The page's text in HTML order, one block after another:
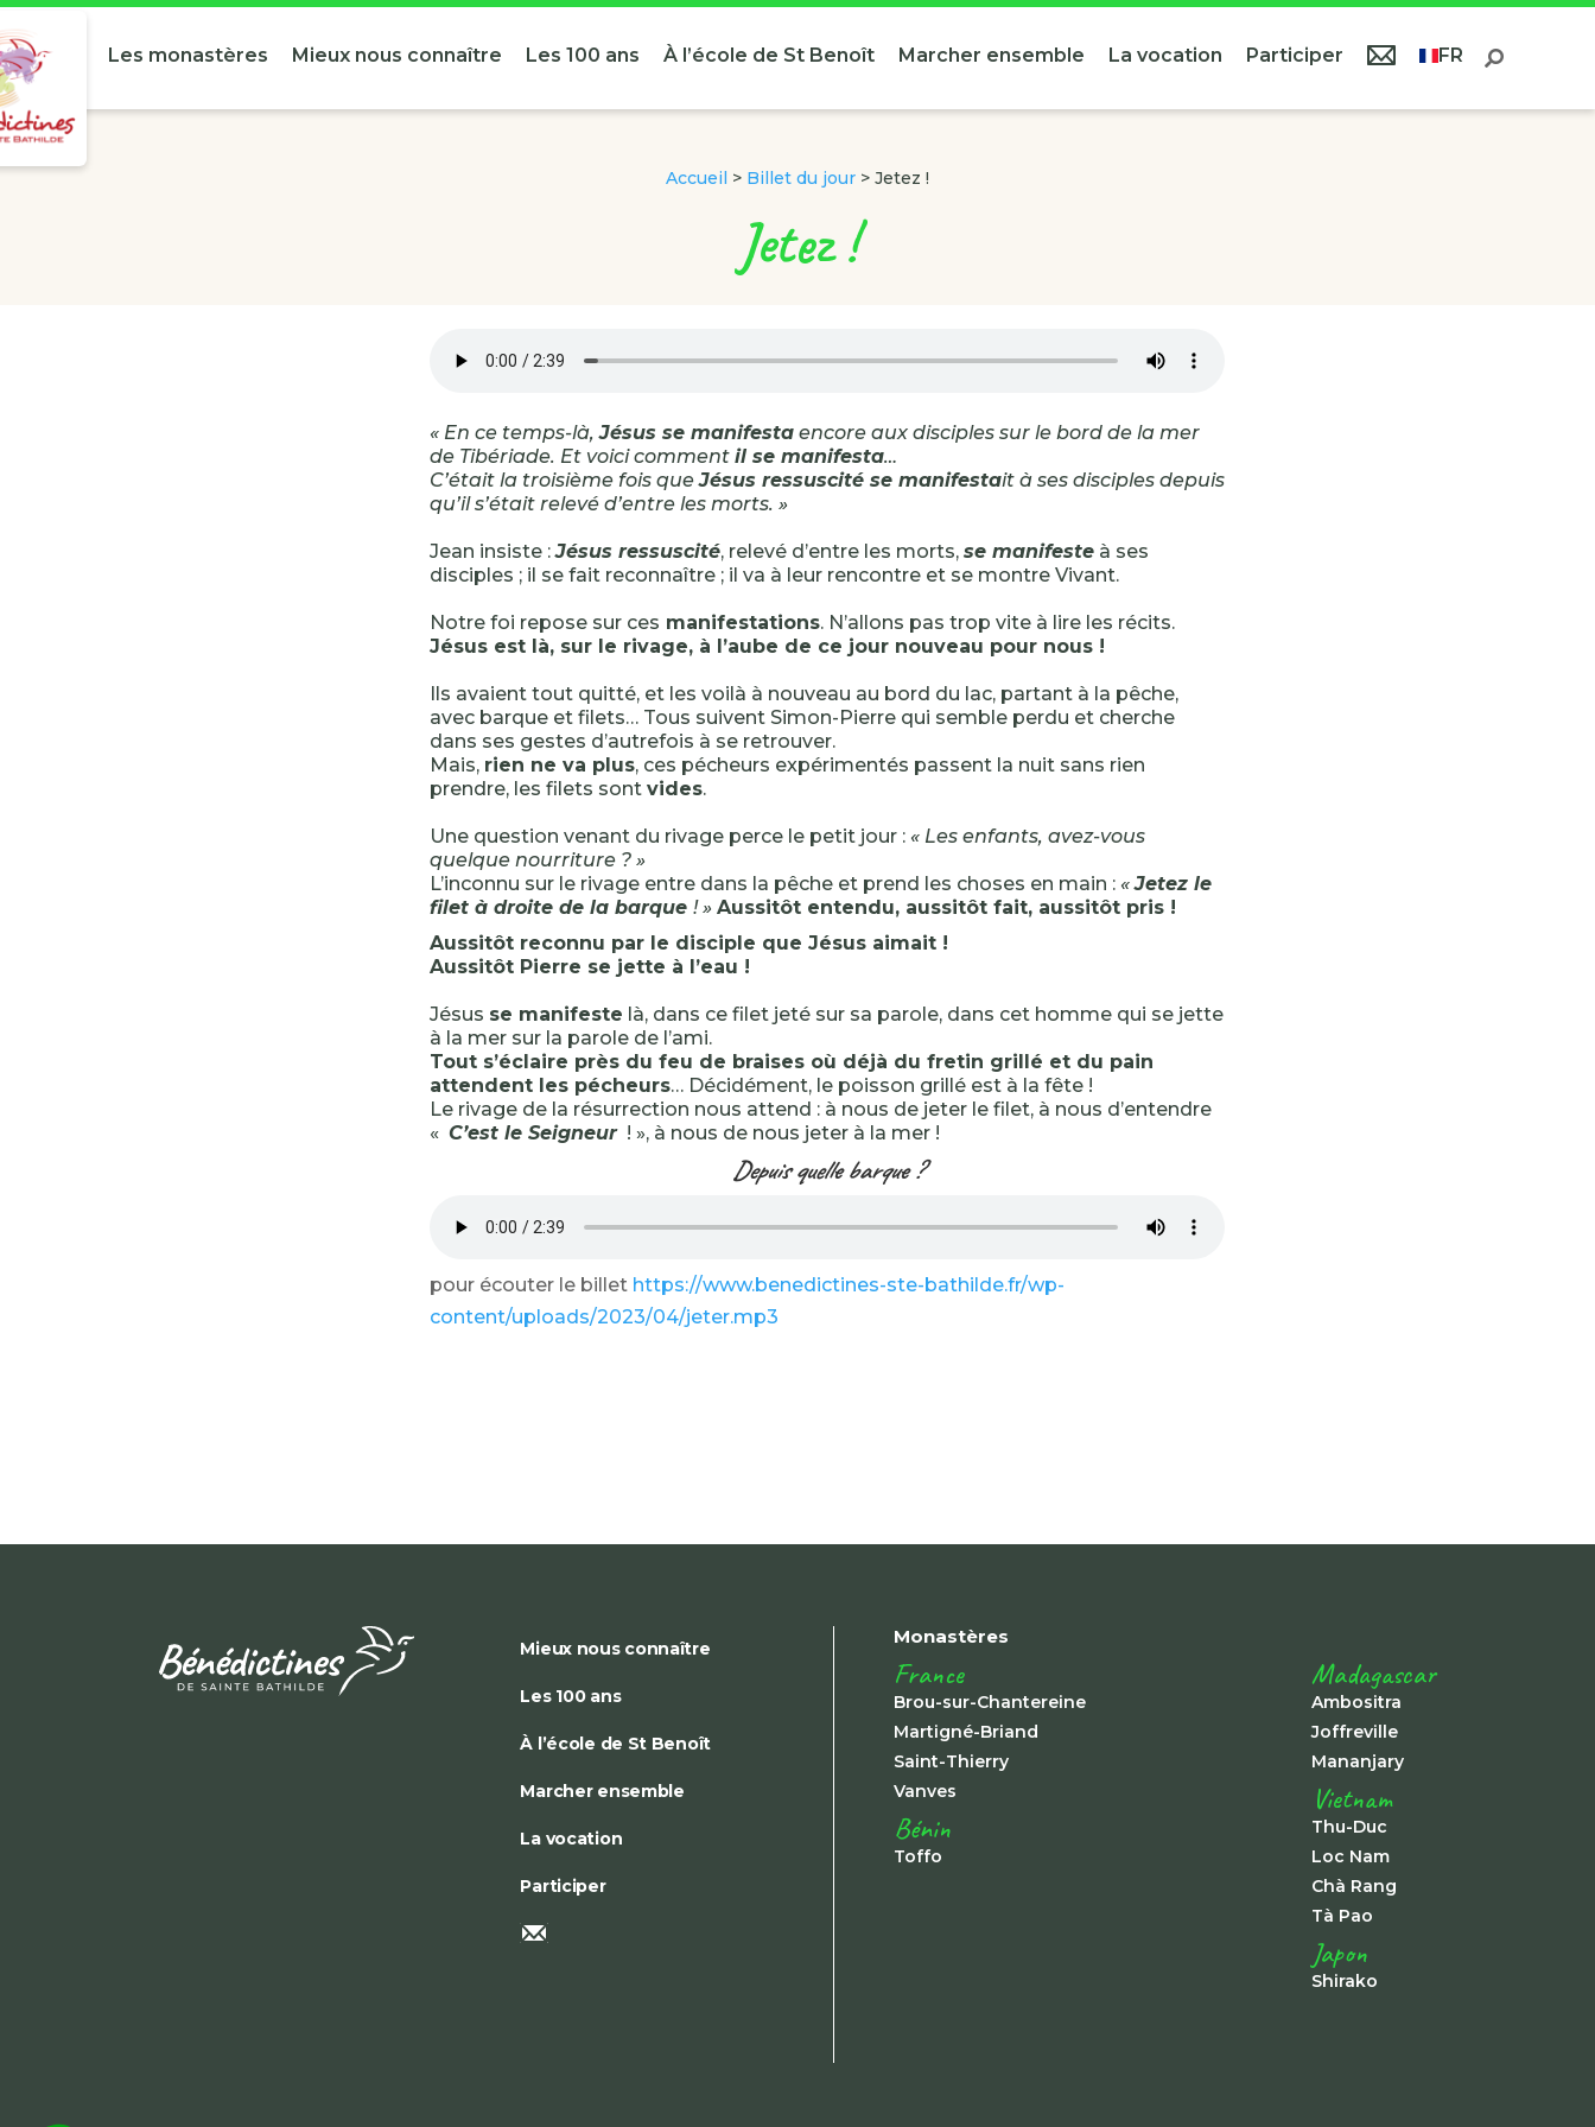
Les monastères Mieux nous connaître Les 100 ans À l’école de St Benoît Marcher ensemble La vocation Participer FR
Accueil > Billet du jour > Jetez !
Jetez !
« En ce temps-là,Jésus se manifesta encore aux disciples sur le bord de la mer
de Tibériade. Et voici comment il se manifesta…
C’était la troisième fois queJésus ressuscité se manifestait à ses disciples depuis
qu’il s’était relevé d’entre les morts. »
Jean insiste :Jésus ressuscité, relevé d’entre les morts, se manifeste à ses
disciples ; il se fait reconnaître ; il va à leur rencontre et se montre Vivant.
Notre foi repose sur ces manifestations. N’allons pas trop vite à lire les récits.
Jésus est là, sur le rivage, à l’aube de ce jour nouveau pour nous !
Ils avaient tout quitté, et les voilà à nouveau au bord du lac, partant à la pêche,
avec barque et filets… Tous suivent Simon-Pierre qui semble perdu et cherche
dans ses gestes d’autrefois à se retrouver.
Mais, rien ne va plus, ces pécheurs expérimentés passent la nuit sans rien
prendre, les filets sont vides.
Une question venant du rivage perce le petit jour : « Les enfants, avez-vous
quelque nourriture ? »
L’inconnu sur le rivage entre dans la pêche et prend les choses en main : «Jetez le
filet à droite de la barque ! » Aussitôt entendu, aussitôt fait, aussitôt pris !
Aussitôt reconnu par le disciple que Jésus aimait !
Aussitôt Pierre se jette à l’eau !
Jésus se manifeste là, dans ce filet jeté sur sa parole, dans cet homme qui se jette
à la mer sur la parole de l’ami.
Tout s’éclaire près du feu de braises où déjà du fretin grillé et du pain
attendent les pécheurs… Décidément, le poisson grillé est à la fête !
Le rivage de la résurrection nous attend : à nous de jeter le filet, à nous d’entendre
« C’est le Seigneur ! », à nous de nous jeter à la mer !
Depuis quelle barque ?
pour écouter le billet https://www.benedictines-ste-bathilde.fr/wp-
content/uploads/2023/04/jeter.mp3
Mieux nous connaître
Les 100 ans
À l’école de St Benoît
Marcher ensemble
La vocation
Participer
Monastères
France
Brou-sur-Chantereine
Martigné-Briand
Saint-Thierry
Vanves
Bénin
Toffo
Madagascar
Ambositra
Joffreville
Mananjary
Vietnam
Thu-Duc
Loc Nam
Chà Rang
Tà Pao
Japon
Shirako